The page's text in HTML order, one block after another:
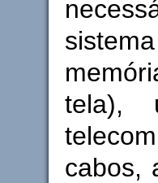
tela),
cabos,